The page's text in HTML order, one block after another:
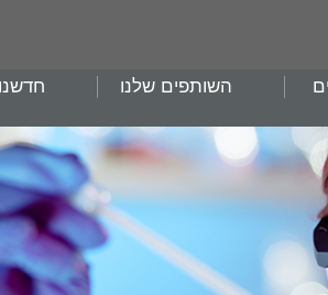
השותפים שלנו